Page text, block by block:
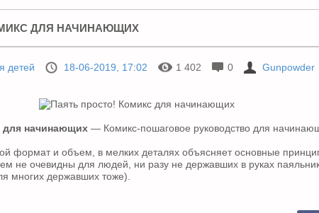
ДЛЯ НАЧИНАЮЩИХ
детей 18-06-2019, 17:02 1 402 0 Gunpowder
для начинающих — Комикс-пошаговое руководство для
формат и объем, в мелких деталях объясняет основные
не очевидны для людей, ни разу не державших в руках
многих державших тоже).